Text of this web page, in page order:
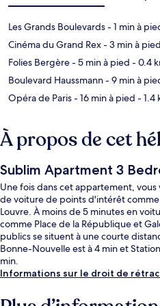
Les Grands Boulevards- 1 min à
Cinéma du Grand Rex- 3 min à pied
Folies Bergère- 5 min à pied - 0.4
Boulevard Haussmann- 9 min à
Opéra de Paris- 16 min à pied - 1.4
À propos de cet
Sublim Apartment 3
Une fois dans cet appartement,
de voiture de points d'intérêt
Louvre. À moins de 5 minutes en
comme Place de la République et
publics se situent à une courte
Bonne-Nouvelle est à 4 min et
min.
Informations sur le droit de